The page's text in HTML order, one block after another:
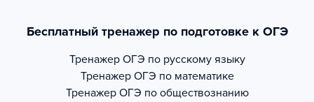
Бесплатный тренажер по подготовке к ОГЭ
Тренажер ОГЭ по русскому языку
Тренажер ОГЭ по математике
Тренажер ОГЭ по обществознанию